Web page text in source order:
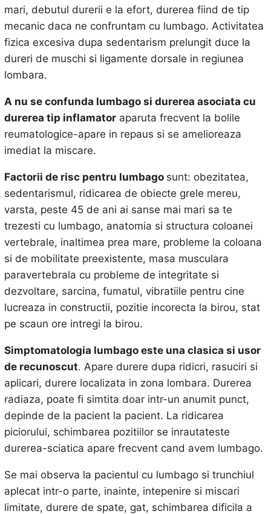
mari, debutul durerii e la efort, durerea fiind de tip
mecanic daca ne confruntam cu lumbago. Activitatea
fizica excesiva dupa sedentarism prelungit duce la
dureri de muschi si ligamente dorsale in regiunea
lombara.
A nu se confunda lumbago si durerea asociata cu
durerea tip inflamatoraparuta frecvent la bolile
reumatologice-apare in repaus si se amelioreaza
imediat la miscare.
Factorii de risc pentru lumbago sunt: obezitatea,
sedentarismul, ridicarea de obiecte grele mereu,
varsta, peste 45 de ani ai sanse mai mari sa te
trezesti cu lumbago, anatomia si structura coloanei
vertebrale, inaltimea prea mare, probleme la coloana
si de mobilitate preexistente, masa musculara
paravertebrala cu probleme de integritate si
dezvoltare, sarcina, fumatul, vibratiile pentru cine
lucreaza in constructii, pozitie incorecta la birou, stat
pe scaun ore intregi la birou.
Simptomatologia lumbago este una clasica si usor
de recunoscut. Apare durere dupa ridicri, rasuciri si
aplicari, durere localizata in zona lombara. Durerea
radiaza, poate fi simtita doar intr-un anumit punct,
depinde de la pacient la pacient. La ridicarea
piciorului, schimbarea pozitiilor se inrautateste
durerea-sciatica apare frecvent cand avem lumbago.
Se mai observa la pacientul cu lumbago si trunchiul
aplecat intr-o parte, inainte, intepenire si miscari
limitate, durere de spate, gat, schimbarea dificila a